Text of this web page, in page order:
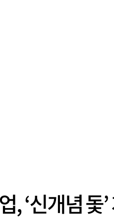
, ‘신개념 돛